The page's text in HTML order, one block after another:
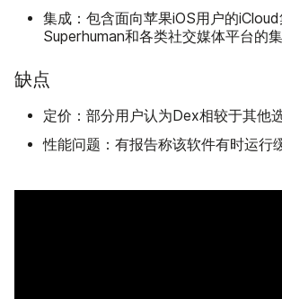
集成：包含面向苹果iOS用户的iCloud
Superhuman和各类社交媒体平台的集
缺点
定价：部分用户认为Dex相较于其他
性能问题：有报告称该软件有时运行